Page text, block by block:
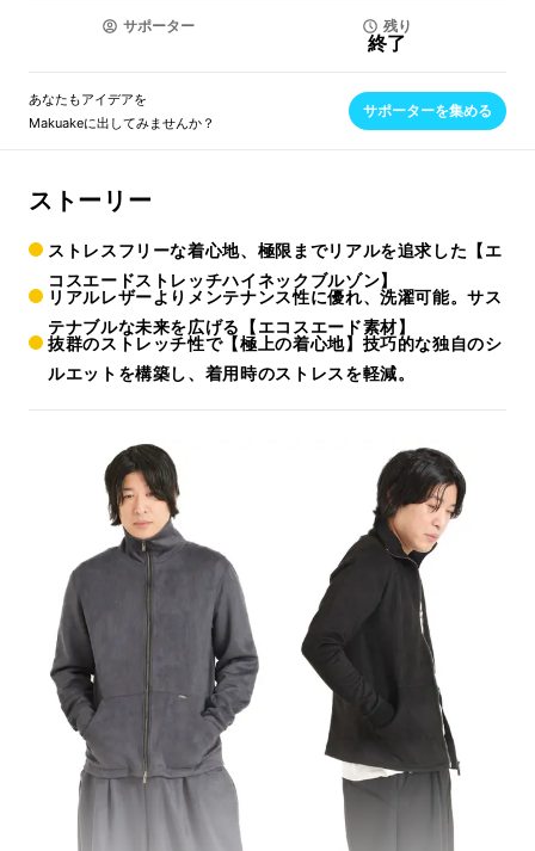
サポーター 残り
終了
あなたもアイデアを
Makuakeに出してみませんか？
サポーターを集める
ストーリー
ストレスフリーな着心地、極限までリアルを追求した【エ
コスエードストレッチハイネックブルゾン】
リアルレザーよりメンテナンス性に優れ、洗濯可能。サス
テナブルな未来を広げる【エコスエード素材】
抜群のストレッチ性で【極上の着心地】技巧的な独自のシ
ルエットを構築し、着用時のストレスを軽減。